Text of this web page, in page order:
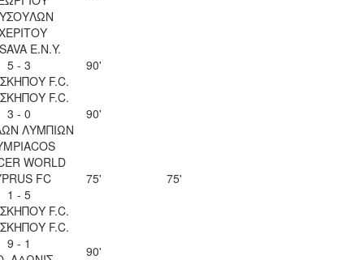
Ε.Ν.Y.
5 - 3
F.C.
90'
F.C.
3 - 0
ΛΥΜΠΙΩΝ
90'
WORLD
FC
1 - 5
F.C.
75' 75'
F.C.
9 - 1
90'